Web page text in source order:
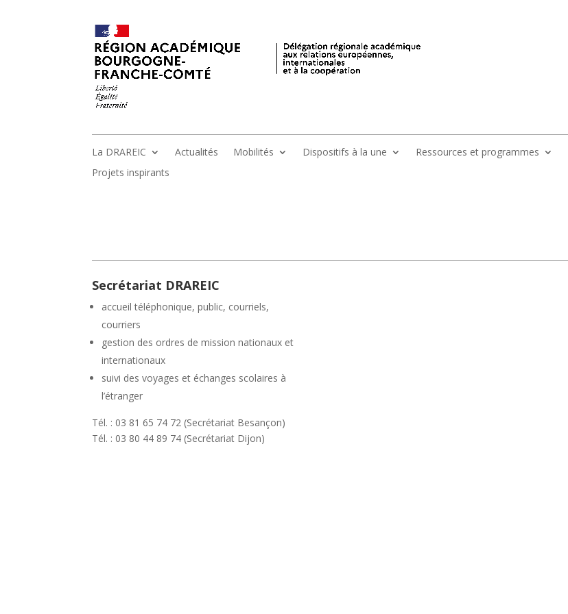
La DRAREIC Actualités Mobilités Dispositifs à la une Ressources et programmes
Projets inspirants
Secrétariat DRAREIC
accueil téléphonique, public, courriels,
courriers
gestion des ordres de mission nationaux et
internationaux
suivi des voyages et échanges scolaires à
l’étranger
Tél. : 03 81 65 74 72 (Secrétariat Besançon)
Tél. : 03 80 44 89 74 (Secrétariat Dijon)